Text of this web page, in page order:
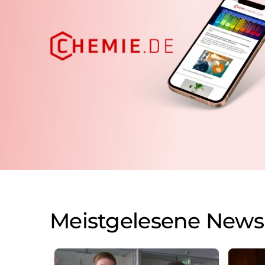
Meistgelesene News